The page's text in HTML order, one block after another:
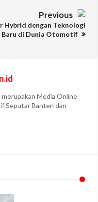
Previous
Hybrid dengan Teknologi
Baru di Dunia Otomotif
Media Online
Seputar Banten dan